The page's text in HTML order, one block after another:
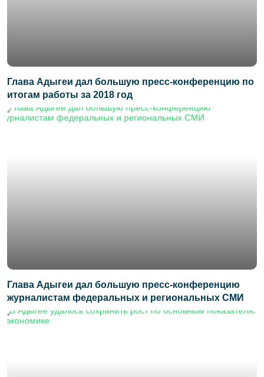
Глава Адыгеи дал большую пресс-конференцию по
итогам работы за 2018 год
Глава Адыгеи дал большую пресс-конференцию
журналистам федеральных и региональных СМИ